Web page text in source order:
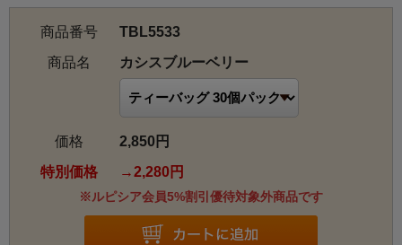
商品番号
TBL5533
商品名
カシスブルーベリー
価格
2,850円
特別価格
2,280円
※ルピシア会員5%割引優待対象外商品です